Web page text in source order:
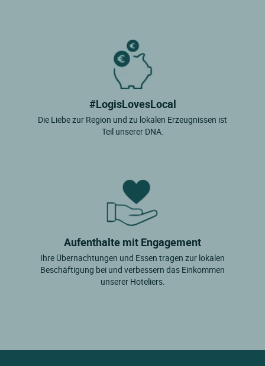
#LogisLovesLocal
Die Liebe zur Region und zu lokalen Erzeugnissen ist
Teil unserer DNA.
Aufenthalte mit Engagement
Ihre Übernachtungen und Essen tragen zur lokalen
Beschäftigung bei und verbessern das Einkommen
unserer Hoteliers.